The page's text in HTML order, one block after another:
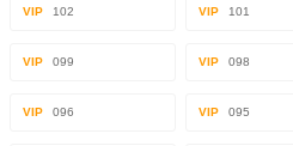
VIP 102 VIP 101
VIP 099 VIP 098
VIP 096 VIP 095